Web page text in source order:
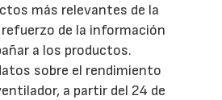
más relevantes de la
de la información
a los productos.
sobre el rendimiento
a partir del 24 de